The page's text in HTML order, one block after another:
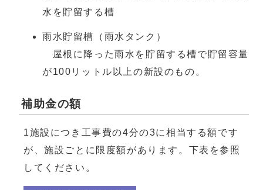
水を貯留する槽
雨水貯留槽（雨水タンク）
屋根に降った雨水を貯留する槽で貯留容量
が100リットル以上の新設のもの。
補助金の額
1施設につき工事費の4分の3に相当する額です
が、施設ごとに限度額があります。下表を参照
してください。